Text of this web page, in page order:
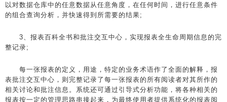
以对数据仓库中的任意数据从任意角度，在任何时间，进行任意条件
的组合查询分析，并快速得到所需要的结果;
3、报表百科全书和批注交互中心，实现报表全生命周期信息的完
整记录;
每一张报表的定义，用途，特定的业务术语作了全面的解释，报
表批注交互中心，则完整记录了每一张报表的所有阅读者对其所作的
相关讨论和批注信息。系统还可通过引导式分析功能，将各种相关的
报表按一定的管理思路串接起来，为最终使用者提供系统化的报表阅